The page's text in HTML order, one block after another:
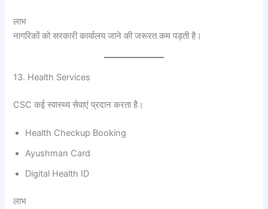
लाभ
नागरिकों को सरकारी कार्यालय जाने की जरूरत कम पड़ती है।
13. Health Services
CSC कई स्वास्थ्य सेवाएं प्रदान करता है।
Health Checkup Booking
Ayushman Card
Digital Health ID
लाभ